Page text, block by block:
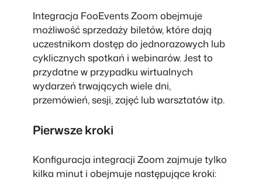
Integracja FooEvents Zoom obejmuje
możliwość sprzedaży biletów, które dają
uczestnikom dostęp do jednorazowych lub
cyklicznych spotkań i webinarów. Jest to
przydatne w przypadku wirtualnych
wydarzeń trwających wiele dni,
przemówień, sesji, zajęć lub warsztatów itp.
Pierwsze kroki
Konfiguracja integracji Zoom zajmuje tylko
kilka minut i obejmuje następujące kroki: